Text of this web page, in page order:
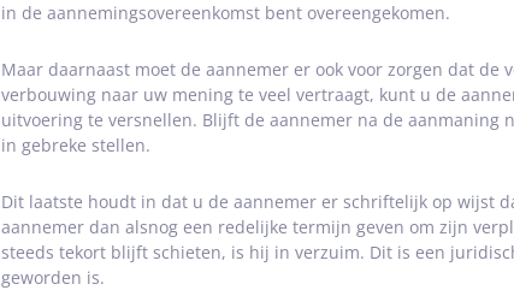
in de aannemingsovereenkomst bent overeengekomen.
Maar daarnaast moet de aannemer er ook voor zorgen dat de
verbouwing naar uw mening te veel vertraagt, kunt u de
uitvoering te versnellen. Blijft de aannemer na de aanmaning
in gebreke stellen.
Dit laatste houdt in dat u de aannemer er schriftelijk op wijst
aannemer dan alsnog een redelijke termijn geven om zijn
steeds tekort blijft schieten, is hij in verzuim. Dit is een
geworden is.